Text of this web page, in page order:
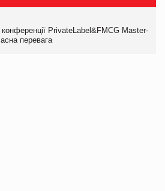
PrivateLabel&FMCG Master-
перевага